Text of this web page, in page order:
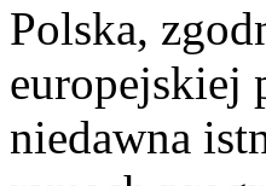
Polska,
europejskiej
niedawna